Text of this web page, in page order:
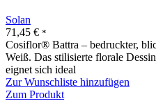
Solan
71,45 € *
Cosiflor® Battra – bedruckter,
Weiß. Das stilisierte florale
eignet sich ideal
Zur Wunschliste hinzufügen
Zum Produkt